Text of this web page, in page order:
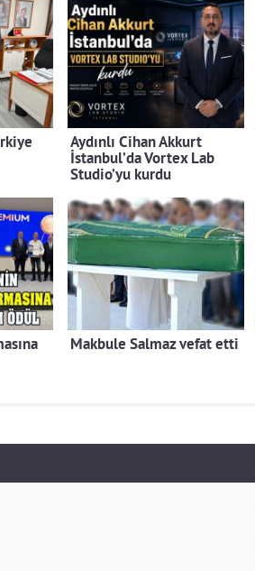
Aydınlı Cihan Akkurt
İstanbul’da Vortex Lab
Studio’yu kurdu
Makbule Salmaz vefat etti